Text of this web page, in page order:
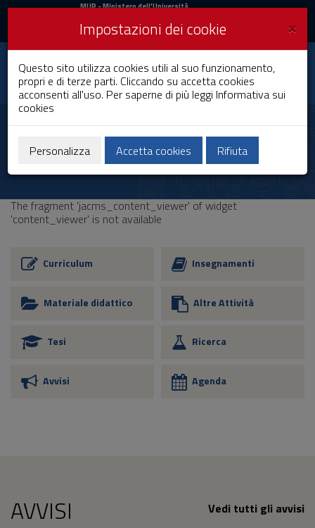
Vai
al
navigazione
sito
Vai
MIUR
Accedi
MUR- Ministero dell'Università
Accedi UniCA News
Toggle
navigation
Università degli
Studi di Cagliari
The fragment 'jacms_content_viewer' of widget
'content_viewer' is not available
Curriculum Insegnamenti
Materiale didattico Altre Attività
Tesi Ricerca
Avvisi Agenda
AVVISI Vedi tutti gli avvisi
×
Impostazioni dei cookie
Questo sito utilizza cookies utili al suo funzionamento,
propri e di terze parti. Cliccando su accetta cookies
acconsenti all'uso. Per saperne di più leggi Informativa sui
cookies
Personalizza Accetta cookies Rifiuta